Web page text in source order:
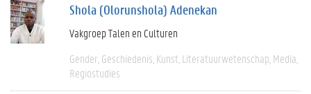
Shola (Olorunshola) Adenekan
Vakgroep Talen en Culturen
Gender Geschiedenis Kunst Literatuurwetenschap Media
Regiostudies